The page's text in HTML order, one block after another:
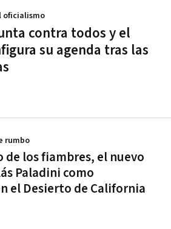
contra todos y el
su agenda tras las
oficialismo
de los fiambres, el nuevo
Paladini como
el Desierto de California
rumbo